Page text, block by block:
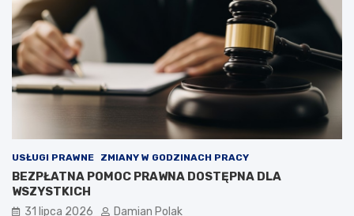
USŁUGI PRAWNE ZMIANY W GODZINACH PRACY
BEZPŁATNA POMOC PRAWNA DOSTĘPNA DLA
WSZYSTKICH
31 lipca 2026 Damian Polak